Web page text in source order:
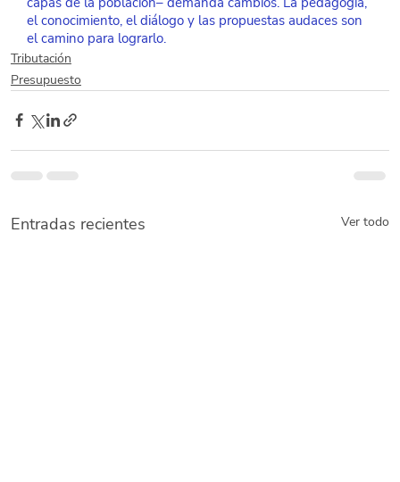
el conocimiento, el diálogo y las propuestas audaces son
el camino para lograrlo.
Tributación
Presupuesto
Entradas recientes Ver todo